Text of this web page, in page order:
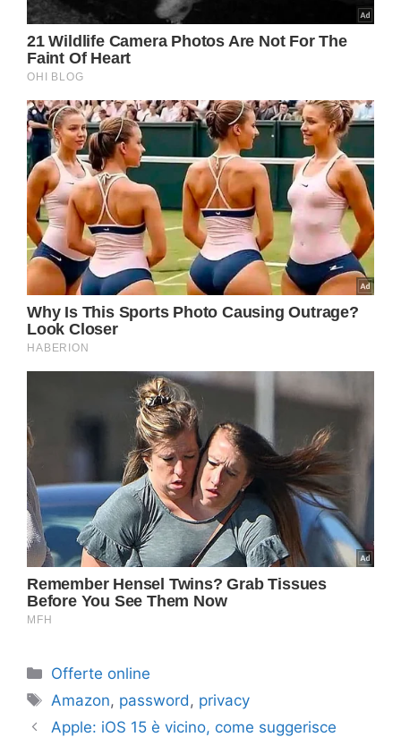
Categorie
Offerte online
Tag
Amazon, password , privacy
Apple: iOS 15 è vicino, come suggerisce